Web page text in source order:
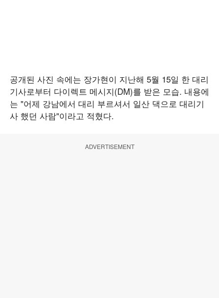
공개된 사진 속에는 장가현이 지난해 5월 15일 한 대리
기사로부터 다이렉트 메시지(DM)를 받은 모습. 내용에
는 "어제 강남에서 대리 부르셔서 일산 댁으로 대리기
사 했던 사람"이라고 적혔다.
ADVERTISEMENT